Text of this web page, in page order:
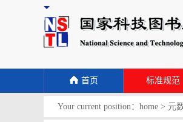
首页 标准规范
Your current position： home > 元